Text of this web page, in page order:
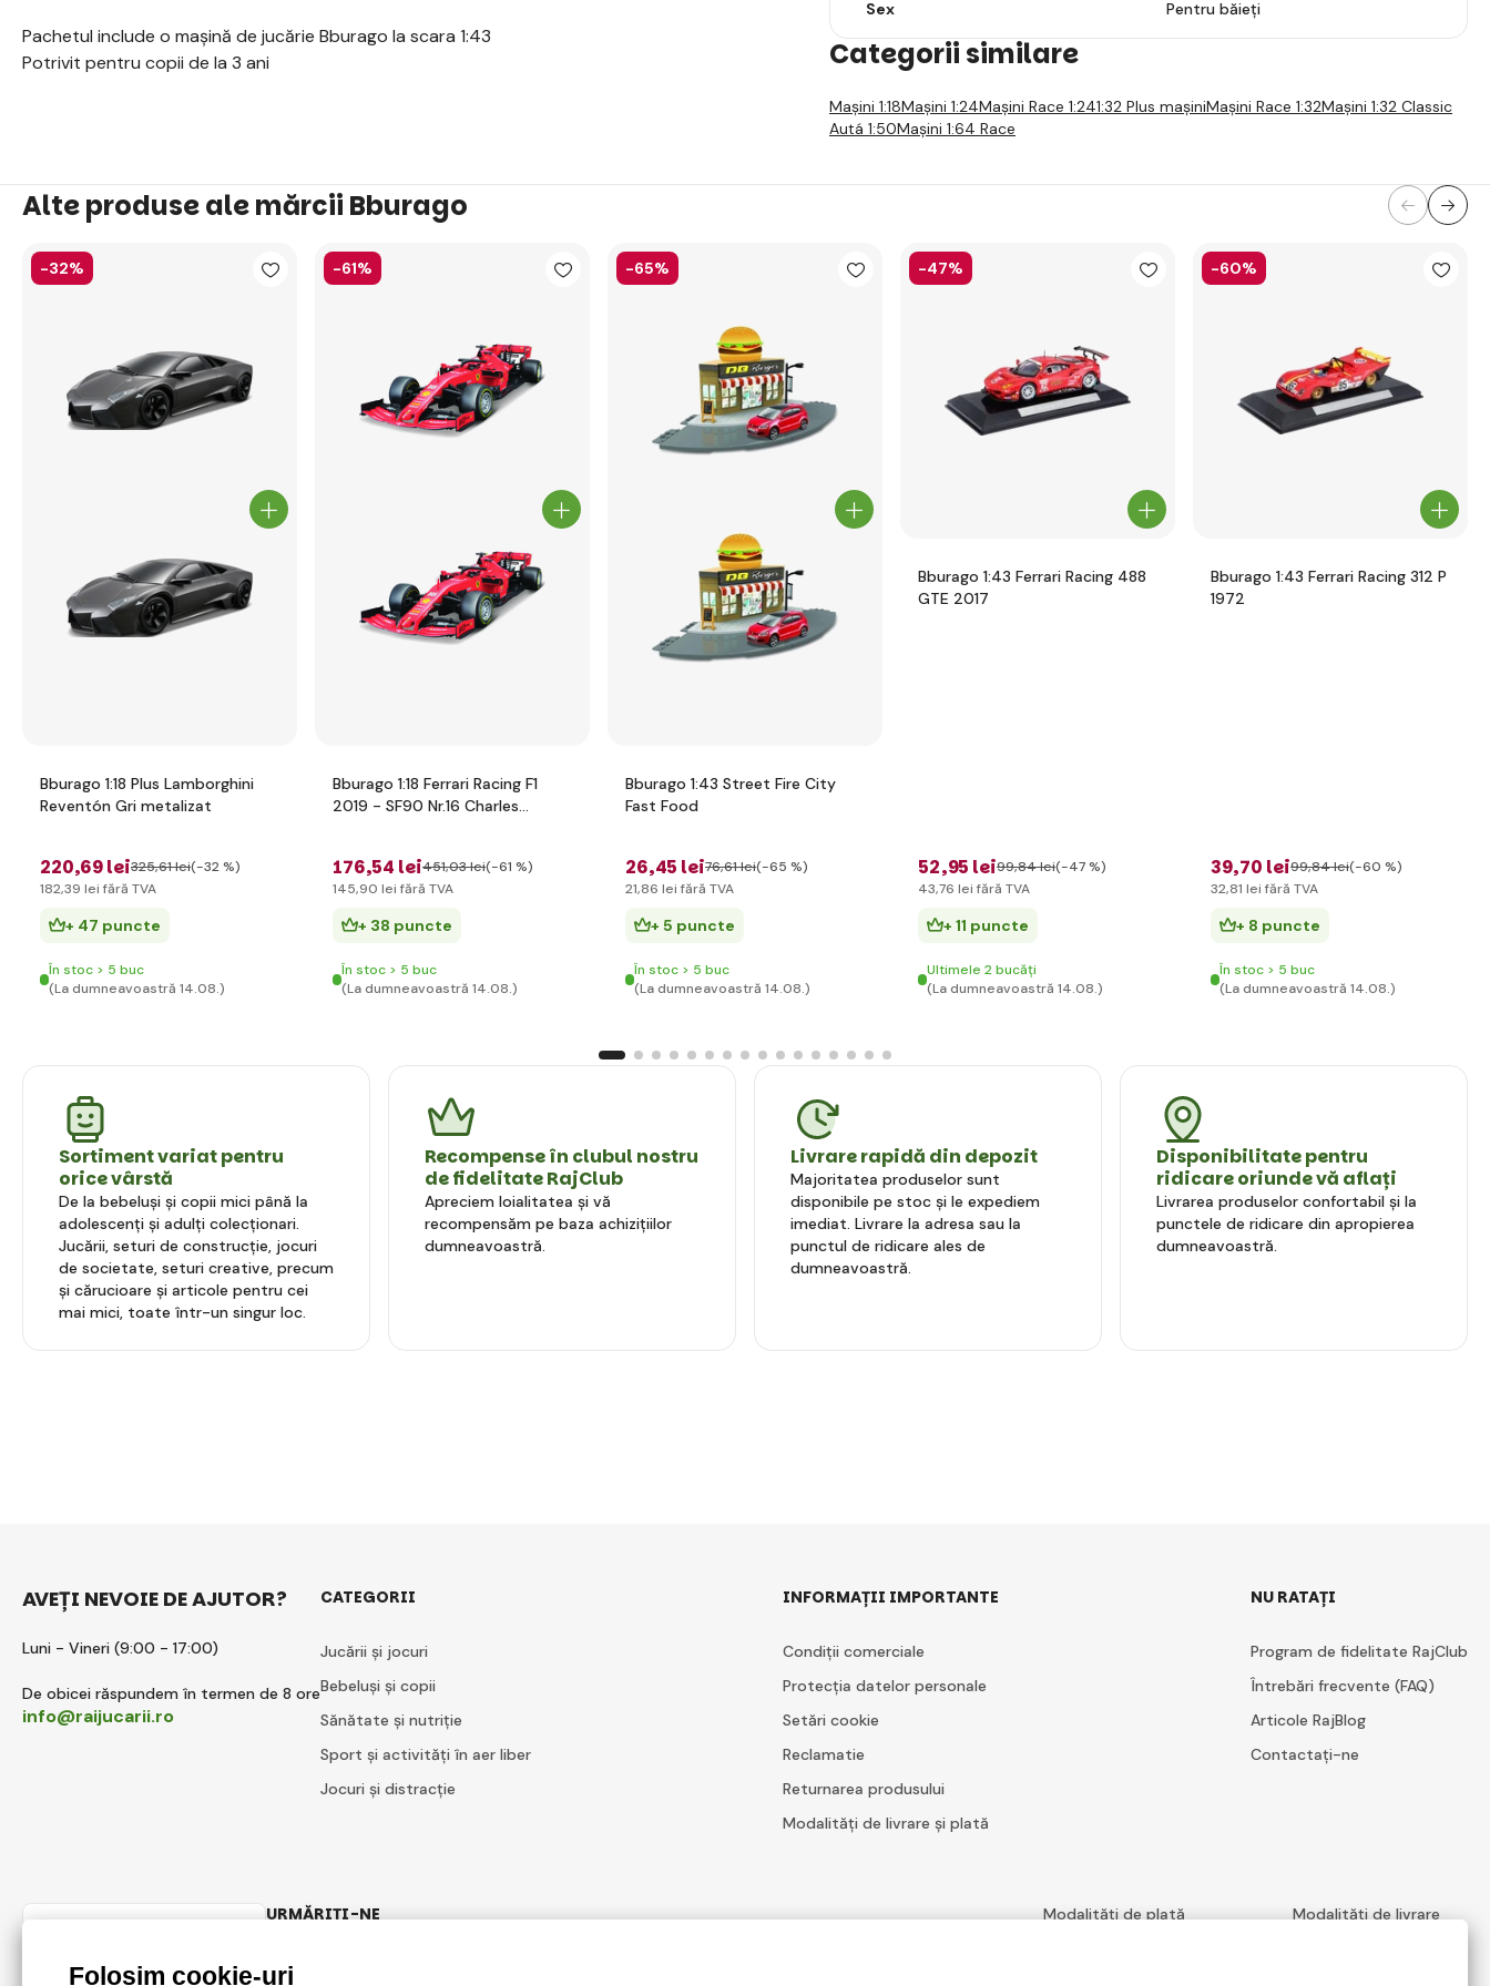
Pachetul include o mașină de jucărie Bburago la scara 1:43
Potrivit pentru copii de la 3 ani
Sex Pentru băieți
Categorii similare
Mașini 1:18Mașini 1:24Mașini Race 1:241:32 Plus mașiniMașini Race 1:32Mașini 1:32 Classic
Autá 1:50Mașini 1:64 Race
Alte produse ale mărcii Bburago
-32%
Bburago 1:18 Plus Lamborghini
Reventón Gri metalizat
220,69 lei325,61 lei(-32 %)
182,39 lei fără TVA
+ 47 puncte
În stoc > 5 buc
(La dumneavoastră 14.08.)
-61%
Bburago 1:18 Ferrari Racing F1
2019 - SF90 Nr.16 Charles
176,54 lei451,03 lei(-61 %)
145,90 lei fără TVA
+ 38 puncte
În stoc > 5 buc
(La dumneavoastră 14.08.)
-65%
Bburago 1:43 Street Fire City
Fast Food
26,45 lei76,61 lei(-65 %)
21,86 lei fără TVA
+ 5 puncte
În stoc > 5 buc
(La dumneavoastră 14.08.)
-47%
Bburago 1:43 Ferrari Racing 488
GTE 2017
52,95 lei99,84 lei(-47 %)
43,76 lei fără TVA
+ 11 puncte
Ultimele 2 bucăți
(La dumneavoastră 14.08.)
-60%
Bburago 1:43 Ferrari Racing 312 P
1972
39,70 lei99,84 lei(-60 %)
32,81 lei fără TVA
+ 8 puncte
În stoc > 5 buc
(La dumneavoastră 14.08.)
Sortiment variat pentru
orice vârstă
De la bebeluși și copii mici până la
adolescenți și adulți colecționari.
Jucării, seturi de construcție, jocuri
de societate, seturi creative, precum
și cărucioare și articole pentru cei
mai mici, toate într-un singur loc.
Recompense în clubul nostru
de fidelitate RajClub
Apreciem loialitatea și vă
recompensăm pe baza achizițiilor
dumneavoastră.
Livrare rapidă din depozit
Majoritatea produselor sunt
disponibile pe stoc și le expediem
imediat. Livrare la adresa sau la
punctul de ridicare ales de
dumneavoastră.
Disponibilitate pentru
ridicare oriunde vă aflați
Livrarea produselor confortabil și la
punctele de ridicare din apropierea
dumneavoastră.
AVEȚI NEVOIE DE AJUTOR?
Luni - Vineri (9:00 - 17:00)
De obicei răspundem în termen de 8 ore
info@raijucarii.ro
CATEGORII
Jucării și jocuri
Bebeluși și copii
Sănătate și nutriție
Sport și activități în aer liber
Jocuri și distracție
INFORMAȚII IMPORTANTE
Condiții comerciale
Protecția datelor personale
Setări cookie
Reclamatie
Returnarea produsului
Modalități de livrare și plată
NU RATAȚI
Program de fidelitate RajClub
Întrebări frecvente (FAQ)
Articole RajBlog
Contactați-ne
URMĂRIȚI-NE Modalități de plată Modalități de livrare